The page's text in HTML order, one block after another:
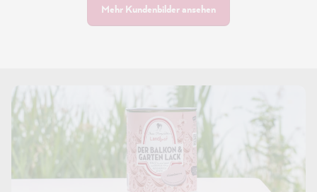
Mehr Kundenbilder ansehen